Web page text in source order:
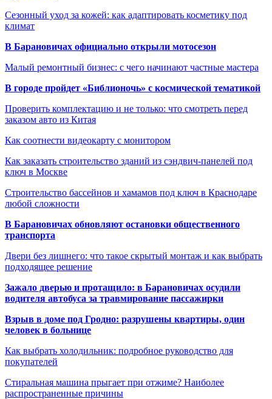
Сезонный уход за кожей: как адаптировать косметику под
климат
В Барановичах официально открыли мотосезон
Малый ремонтный бизнес: с чего начинают частные мастера
В городе пройдет «Библионочь» с космической тематикой
Проверить комплектацию и не только: что смотреть перед
заказом авто из Китая
Как соотнести видеокарту с монитором
Как заказать строительство зданий из сэндвич-панелей под
ключ в Москве
Строительство бассейнов и хамамов под ключ в Краснодаре
любой сложности
В Барановичах обновляют остановки общественного
транспорта
Двери без лишнего: что такое скрытый монтаж и как выбрать
подходящее решение
Зажало дверью и протащило: в Барановичах осудили
водителя автобуса за травмирование пассажирки
Взрыв в доме под Гродно: разрушены квартиры, один
человек в больнице
Как выбрать холодильник: подробное руководство для
покупателей
Стиральная машина прыгает при отжиме? Наиболее
распространенные причины